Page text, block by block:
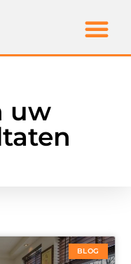
uw
BLOG